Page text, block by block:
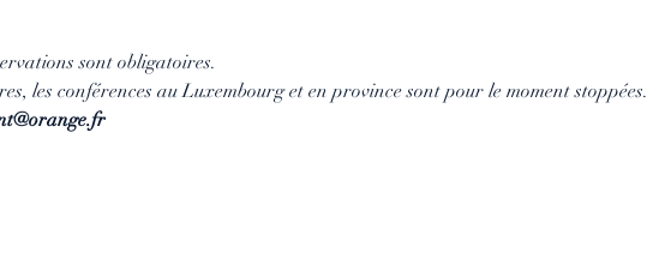
sont obligatoires.
les conférences au Luxembourg et en province sont pour le moment stoppées.